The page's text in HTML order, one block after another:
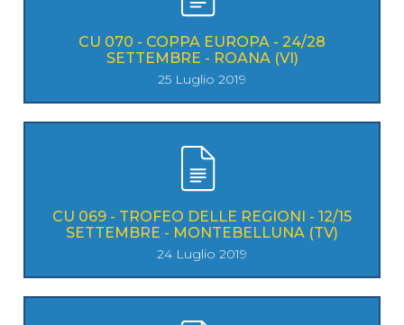
CU 070 - COPPA EUROPA - 24/28
SETTEMBRE - ROANA (VI)
25 Luglio 2019
CU 069 - TROFEO DELLE REGIONI - 12/15
SETTEMBRE - MONTEBELLUNA (TV)
24 Luglio 2019